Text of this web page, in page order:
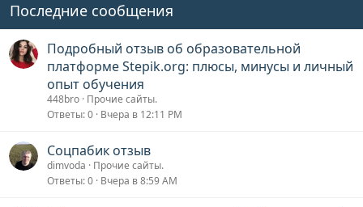
Последние сообщения
Подробный отзыв об образовательной
платформе Stepik.org: плюсы, минусы и личный
опыт обучения
448bro Прочие сайты.
Ответы 0 Вчера в 12:11 PM
Соцпабик отзыв
dimvoda
Прочие сайты.
Ответы 0 Вчера в 8:59 AM